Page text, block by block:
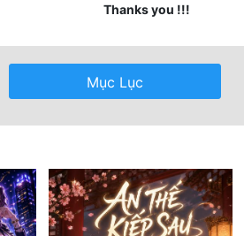
Thanks you !!!
Mục Lục